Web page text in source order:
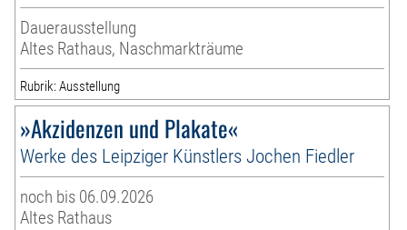
Dauerausstellung
Altes Rathaus, Naschmarkträume
Rubrik: Ausstellung
»Akzidenzen und Plakate«
Werke des Leipziger Künstlers Jochen Fiedler
noch bis 06.09.2026
Altes Rathaus